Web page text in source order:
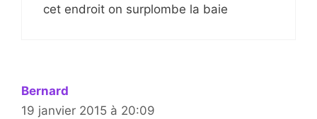
cet endroit on surplombe la baie
Bernard
19 janvier 2015 à 20:09